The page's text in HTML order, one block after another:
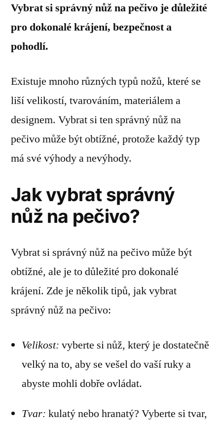
Vybrat si správný nůž na pečivo je důležité
pro dokonalé krájení, bezpečnost a
pohodlí.
Existuje mnoho různých typů nožů, které se
liší velikostí, tvarováním, materiálem a
designem. Vybrat si ten správný nůž na
pečivo může být obtížné, protože každý typ
má své výhody a nevýhody.
Jak vybrat správný
nůž na pečivo?
Vybrat si správný nůž na pečivo může být
obtížné, ale je to důležité pro dokonalé
krájení. Zde je několik tipů, jak vybrat
správný nůž na pečivo:
Velikost: vyberte si nůž, který je dostatečně
velký na to, aby se vešel do vaší ruky a
abyste mohli dobře ovládat.
Tvar: kulatý nebo hranatý? Vyberte si tvar,